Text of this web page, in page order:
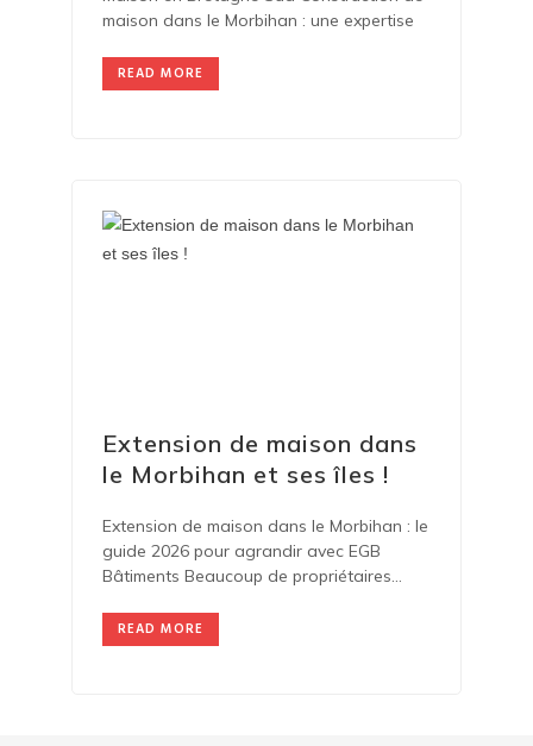
maison dans le Morbihan : une expertise
READ MORE
Extension de maison dans
le Morbihan et ses îles !
Extension de maison dans le Morbihan : le
guide 2026 pour agrandir avec EGB
Bâtiments Beaucoup de propriétaires
READ MORE